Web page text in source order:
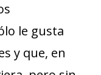
le gusta
y que, en